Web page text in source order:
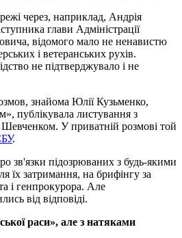
через, наприклад, Андрія
глави Адміністрації
відомого мало не ненавистю
і ветеранських рухів.
не підтверджувало і не
знайома Юлії Кузьменко,
публікувала листування з
У приватній розмові той
.
зв'язки підозрюваних з будь-якими
їх затримання, на брифінгу за
і генпрокурора. Але
від відповіді.
раси», але з натяками